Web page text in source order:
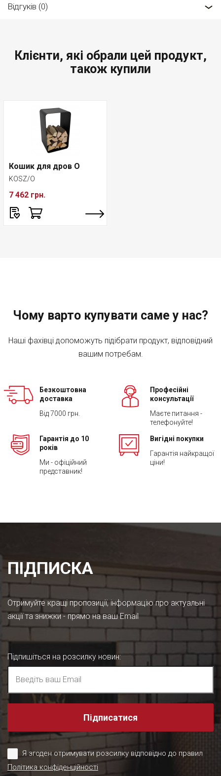
Відгуків (0)
Клієнти, які обрали цей продукт,
також купили
Кошик для дров O
KOSZ/O
7 462 грн.
Чому варто купувати саме у нас?
Наші фахівці допоможуть підібрати продукт, відповідний
вашим потребам.
Безкоштовна
доставка
Від 7000 грн.
Професійні
консультації
Маєте питання -
телефонуйте!
Гарантія до 10
років
Ми - офіційний
представник!
Вигідні покупки
Гарантія найкращої
ціни!
ПІДПИСКА
Отримуйте кращі пропозиції, інформацію про актуальні
акції та знижки - прямо на ваш Email
Підпишіться на розсилку новин:
Підписатися
Я згоден отримувати розсилку відповідно до правил
Політика конфіденційності